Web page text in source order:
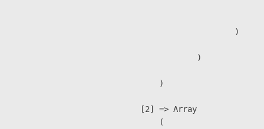
                        )
                )
        )
    [2] => Array
        (